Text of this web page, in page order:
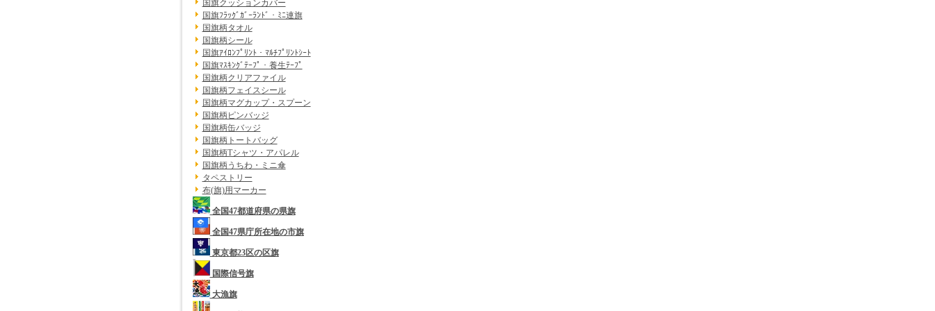
国旗クッションカバー
国旗ﾌﾗｯｸﾞｶﾞｰﾗﾝﾄﾞ・ﾐﾆ連旗
国旗柄タオル
国旗柄シール
国旗ｱｲﾛﾝﾌﾟﾘﾝﾄ・ﾏﾙﾁﾌﾟﾘﾝﾄｼｰﾄ
国旗ﾏｽｷﾝｸﾞﾃｰﾌﾟ・養生ﾃｰﾌﾟ
国旗柄クリアファイル
国旗柄フェイスシール
国旗柄マグカップ・スプーン
国旗柄ピンバッジ
国旗柄缶バッジ
国旗柄トートバッグ
国旗柄Tシャツ・アパレル
国旗柄うちわ・ミニ傘
タペストリー
布(旗)用マーカー
全国47都道府県の県旗
全国47県庁所在地の市旗
東京都23区の区旗
国際信号旗
大漁旗